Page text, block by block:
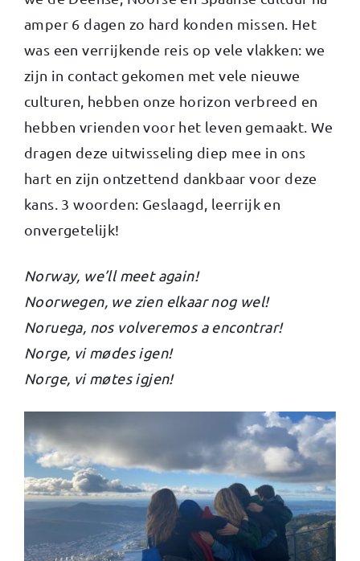
amper 6 dagen zo hard konden missen. Het
was een verrijkende reis op vele vlakken: we
zijn in contact gekomen met vele nieuwe
culturen, hebben onze horizon verbreed en
hebben vrienden voor het leven gemaakt. We
dragen deze uitwisseling diep mee in ons
hart en zijn ontzettend dankbaar voor deze
kans. 3 woorden: Geslaagd, leerrijk en
onvergetelijk!
Norway, we’ll meet again!
Noorwegen, we zien elkaar nog wel!
Noruega, nos volveremos a encontrar!
Norge, vi mødes igen!
Norge, vi møtes igjen!